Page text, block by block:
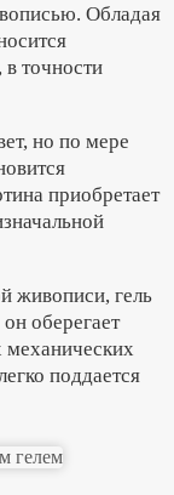
Обладая
точности
но по мере
приобретает
живописи, гель
оберегает
механических
поддается